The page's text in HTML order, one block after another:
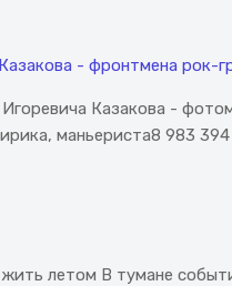
- фронтмена рок-
Казакова -
маньериста8 983
летом В тумане